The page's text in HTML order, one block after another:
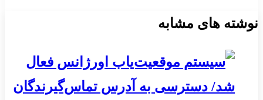
نوشته های مشابه